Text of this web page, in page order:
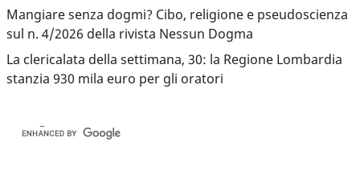
Mangiare senza dogmi? Cibo, religione e pseudoscienza
sul n. 4/2026 della rivista Nessun Dogma
La clericalata della settimana, 30: la Regione Lombardia
stanzia 930 mila euro per gli oratori